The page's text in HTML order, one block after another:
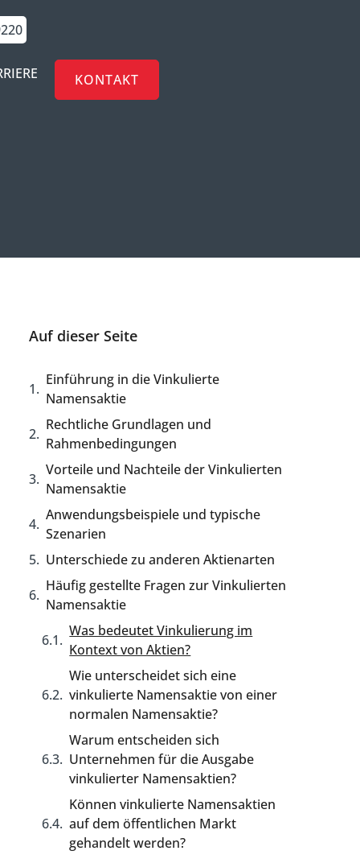
KONTAKT
Auf dieser Seite
Einführung in die Vinkulierte
Namensaktie
Rechtliche Grundlagen und
Rahmenbedingungen
Vorteile und Nachteile der Vinkulierten
Namensaktie
Anwendungsbeispiele und typische
Szenarien
Unterschiede zu anderen Aktienarten
Häufig gestellte Fragen zur Vinkulierten
Namensaktie
Was bedeutet Vinkulierung im
Kontext von Aktien?
Wie unterscheidet sich eine
vinkulierte Namensaktie von einer
normalen Namensaktie?
Warum entscheiden sich
Unternehmen für die Ausgabe
vinkulierter Namensaktien?
Können vinkulierte Namensaktien
auf dem öffentlichen Markt
gehandelt werden?